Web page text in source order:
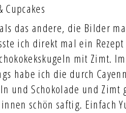
das andere, die Bilder
ich direkt mal ein
mit Zimt.
habe ich die durch
und Schokolade und Zimt
schön saftig. Einfach